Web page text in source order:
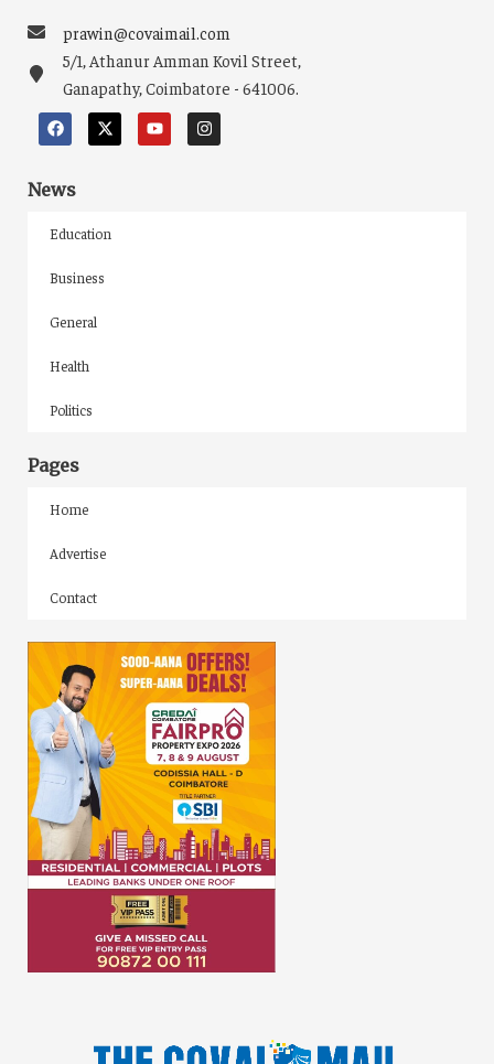
prawin@covaimail.com
5/1, Athanur Amman Kovil Street,
Ganapathy, Coimbatore - 641006.
News
Education
Business
General
Health
Politics
Pages
Home
Advertise
Contact